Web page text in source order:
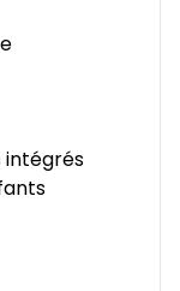
intégrés